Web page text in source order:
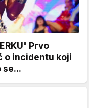
Prvo
o incidentu koji